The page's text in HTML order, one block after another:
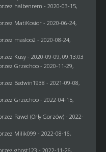
halbenrem - 2020-03-15,
MatiKosior- 2020-06-24,
masloo2 - 2020-08-24,
Kusy- 2020-09-09, 09:13:03
Grzechoo- 2020-11-29,
Bedwin1938 - 2021-09-08,
Grzechoo- 2022-04-15,
Pawel (Orły Gorzów)- 2022-
Milik099 - 2022-08-16,
ghost123 - 2022-11-26,